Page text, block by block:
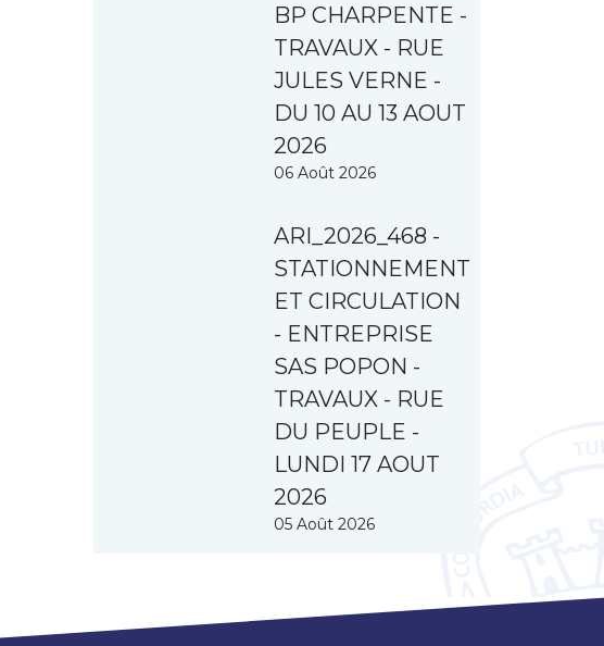
BP CHARPENTE -
TRAVAUX - RUE
JULES VERNE -
DU 10 AU 13 AOUT
2026
06 Août 2026
ARI_2026_468 -
STATIONNEMENT
ET CIRCULATION
- ENTREPRISE
SAS POPON -
TRAVAUX - RUE
DU PEUPLE -
LUNDI 17 AOUT
2026
05 Août 2026